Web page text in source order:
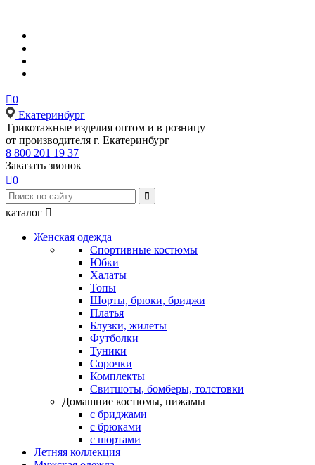
0
Екатеринбург
Tрикотажные изделия оптом и в розницу
от производителя г. Екатеринбург
8 800 201 19 37
Заказать звонок
0

каталог 
Женская одежда
Спортивные костюмы
Юбки
Халаты
Топы
Шорты, брюки, бриджи
Платья
Блузки, жилеты
Футболки
Туники
Сорочки
Комплекты
Свитшоты, бомберы, толстовки
Домашние костюмы, пижамы
с бриджами
с брюками
с шортами
Летняя коллекция